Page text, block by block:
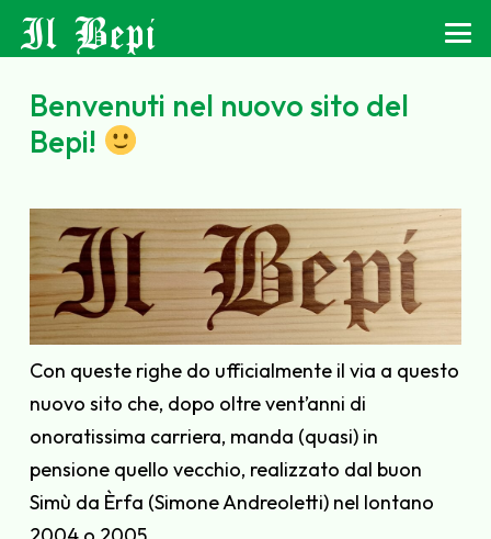
Il Bepi
Benvenuti nel nuovo sito del
Bepi!
Con queste righe do ufficialmente il via a questo
nuovo sito che, dopo oltre vent’anni di
onoratissima carriera, manda (quasi) in
pensione quello vecchio, realizzato dal buon
Simù da Èrfa (Simone Andreoletti) nel lontano